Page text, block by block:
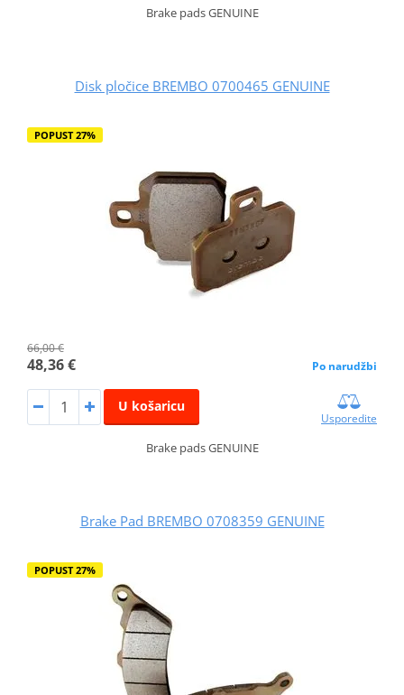
Brake pads GENUINE
Disk pločice BREMBO 0700465 GENUINE
POPUST 27%
66,00 €
48,36 € Po narudžbi
U košaricu
Usporedite
Brake pads GENUINE
Brake Pad BREMBO 0708359 GENUINE
POPUST 27%